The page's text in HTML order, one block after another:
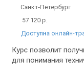
Санкт-Петербург
57 120 р.
Доступна онлайн-
Курс позволит
для понимания